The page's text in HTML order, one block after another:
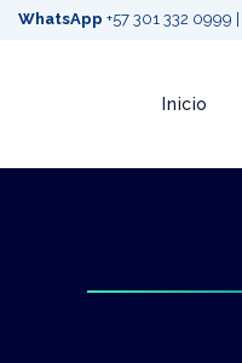
WhatsApp +57 301 332 0999
Inicio